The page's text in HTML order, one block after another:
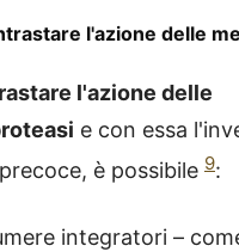
l'azione delle
l'azione delle
e con essa
è possibile 9:
integratori –